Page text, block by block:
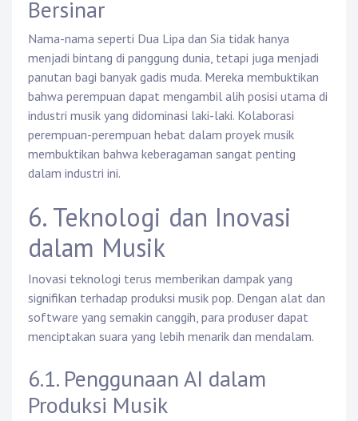
Bersinar
Nama-nama seperti Dua Lipa dan Sia tidak hanya
menjadi bintang di panggung dunia, tetapi juga menjadi
panutan bagi banyak gadis muda. Mereka membuktikan
bahwa perempuan dapat mengambil alih posisi utama di
industri musik yang didominasi laki-laki. Kolaborasi
perempuan-perempuan hebat dalam proyek musik
membuktikan bahwa keberagaman sangat penting
dalam industri ini.
6. Teknologi dan Inovasi
dalam Musik
Inovasi teknologi terus memberikan dampak yang
signifikan terhadap produksi musik pop. Dengan alat dan
software yang semakin canggih, para produser dapat
menciptakan suara yang lebih menarik dan mendalam.
6.1. Penggunaan AI dalam
Produksi Musik